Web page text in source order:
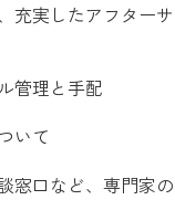
実したアフター
管理と手配
いて
窓口など、専門家